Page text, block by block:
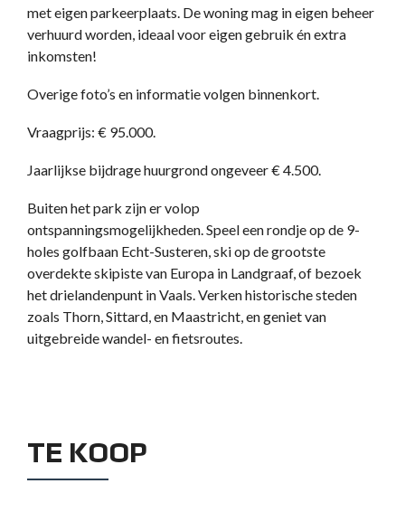
met eigen parkeerplaats. De woning mag in eigen beheer
verhuurd worden, ideaal voor eigen gebruik én extra
inkomsten!
Overige foto’s en informatie volgen binnenkort.
Vraagprijs: € 95.000.
Jaarlijkse bijdrage huurgrond ongeveer € 4.500.
Buiten het park zijn er volop
ontspanningsmogelijkheden. Speel een rondje op de 9-
holes golfbaan Echt-Susteren, ski op de grootste
overdekte skipiste van Europa in Landgraaf, of bezoek
het drielandenpunt in Vaals. Verken historische steden
zoals Thorn, Sittard, en Maastricht, en geniet van
uitgebreide wandel- en fietsroutes.
TE KOOP